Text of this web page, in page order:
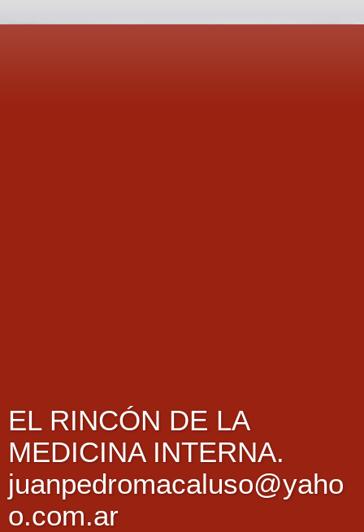
EL RINCÓN DE LA
MEDICINA INTERNA.
juanpedromacaluso@yaho
o.com.ar